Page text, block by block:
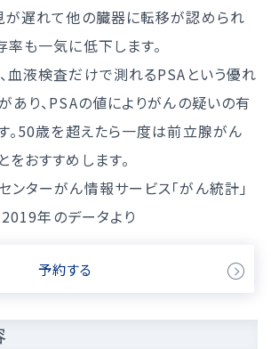
が遅れて他の臓器に転移が認められ
も一気に低下します。
血液検査だけで測れるPSAという優れ
あり、PSAの値によりがんの疑いの有
。50歳を超えたら一度は前立腺がん
おすすめします。
ンターがん情報サービス「がん統計」
2019年のデータより
予約する